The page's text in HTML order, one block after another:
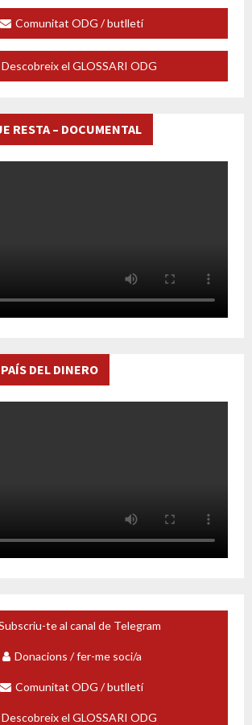
Comunitat ODG / butlletí
Descobreix el GLOSSARI ODG
RESTA – DOCUMENTAL
DEL DINERO
te al canal de Telegram
Donacions / fer-me soci/a
Comunitat ODG / butlletí
Descobreix el GLOSSARI ODG